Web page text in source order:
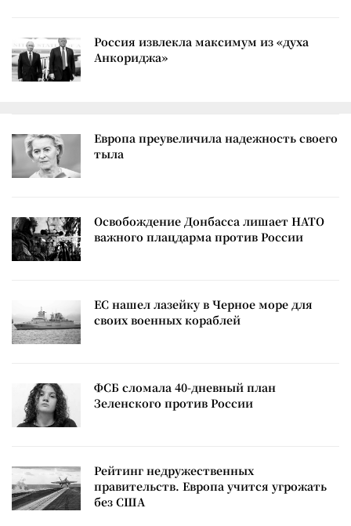
Россия извлекла максимум из «духа
Анкориджа»
Европа преувеличила надежность своего
тыла
Освобождение Донбасса лишает НАТО
важного плацдарма против России
ЕС нашел лазейку в Черное море для
своих военных кораблей
ФСБ сломала 40-дневный план
Зеленского против России
Рейтинг недружественных
правительств. Европа учится угрожать
без США